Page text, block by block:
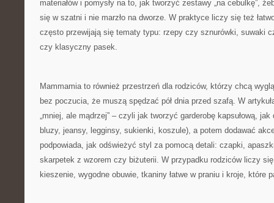
materiałów i pomysły na to, jak tworzyć zestawy „na cebulkę”,
się w szatni i nie marzło na dworze. W praktyce liczy się też
często przewijają się tematy typu: rzepy czy sznurówki, suwaki
czy klasyczny pasek.
Mammamia to również przestrzeń dla rodziców, którzy chcą
bez poczucia, że muszą spędzać pół dnia przed szafą. W
„mniej, ale mądrzej” – czyli jak tworzyć garderobę kapsułową,
bluzy, jeansy, legginsy, sukienki, koszule), a potem dodawać
podpowiada, jak odświeżyć styl za pomocą detali: czapki,
skarpetek z wzorem czy biżuterii. W przypadku rodziców liczy
kieszenie, wygodne obuwie, tkaniny łatwe w praniu i kroje, które